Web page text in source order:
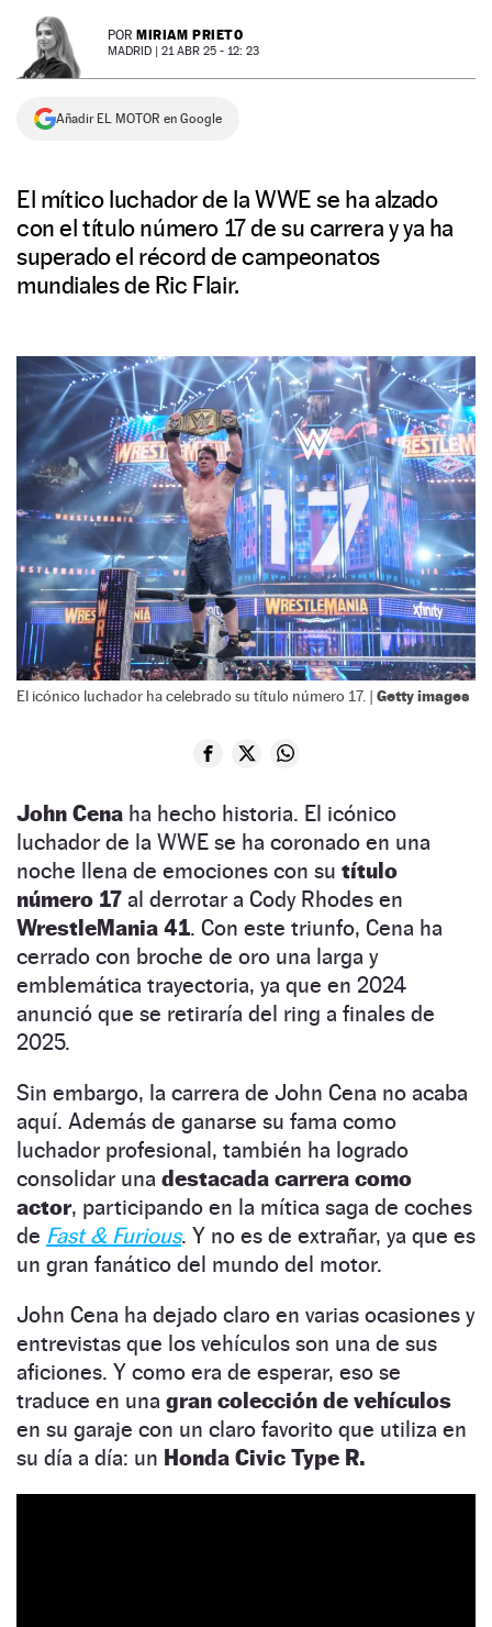
NEWSLETTER POR MIRIAM PRIETO
MADRID | 21 ABR 25 - 12: 23
Añadir EL MOTOR en Google
El mítico luchador de la WWE se ha alzado
con el título número 17 de su carrera y ya ha
superado el récord de campeonatos
mundiales de Ric Flair.
El icónico luchador ha celebrado su título número 17. | Getty images
John Cena ha hecho historia. El icónico
luchador de la WWE se ha coronado en una
noche llena de emociones con su título
número 17 al derrotar a Cody Rhodes en
WrestleMania 41. Con este triunfo, Cena ha
cerrado con broche de oro una larga y
emblemática trayectoria, ya que en 2024
anunció que se retiraría del ring a finales de
2025.
Sin embargo, la carrera de John Cena no acaba
aquí. Además de ganarse su fama como
luchador profesional, también ha logrado
consolidar una destacada carrera como
actor, participando en la mítica saga de coches
de Fast & Furious. Y no es de extrañar, ya que es
un gran fanático del mundo del motor.
John Cena ha dejado claro en varias ocasiones y
entrevistas que los vehículos son una de sus
aficiones. Y como era de esperar, eso se
traduce en una gran colección de vehículos
en su garaje con un claro favorito que utiliza en
su día a día: un Honda Civic Type R.